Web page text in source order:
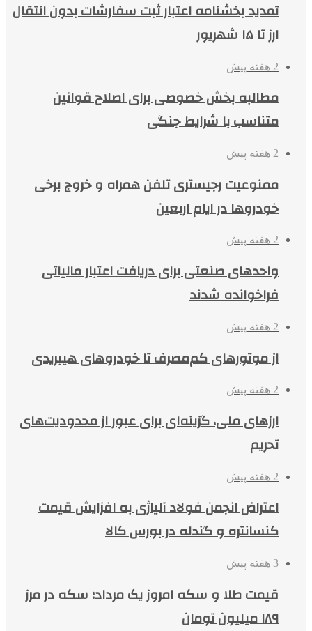
تمدید بخشنامه اعتبار ثبت سفارشات بدون انتقال
ارز تا ۱۵ شهریور
2 هفته پیش
مطالبه بخش خصوصی برای اصلاح قوانین
متناسب با شرایط جنگی
2 هفته پیش
ممنوعیت رجیستری تلفن همراه و خروج برخی
خودروها در ایام اربعین
2 هفته پیش
واحدهای صنعتی برای دریافت اعتبار مالیاتی
فراخوانده شدند
2 هفته پیش
از موتورهای کم‌مصرف تا خودروهای هیبریدی
2 هفته پیش
ارزهای ملی، گزینه‌ای برای عبور از محدودیت‌های
تحریم
2 هفته پیش
اعتراض انجمن فولاد آلیاژی به افزایش قیمت
کنسانتره و گندله در بورس کالا
3 هفته پیش
قیمت طلا و سکه امروز یک مرداد؛ سکه در مرز
۱۸۹ میلیون تومان